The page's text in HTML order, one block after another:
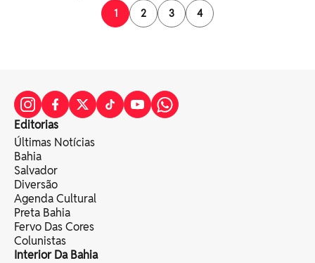
1
2 3 4
Editorias
Últimas Notícias
Bahia
Salvador
Diversão
Agenda Cultural
Preta Bahia
Fervo Das Cores
Colunistas
Interior Da Bahia